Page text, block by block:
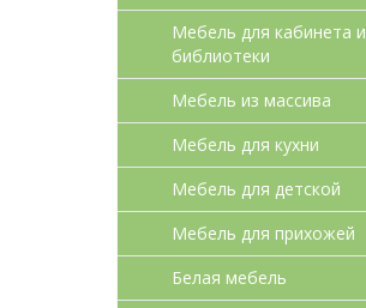
Мебель для кабинета и
библиотеки
Мебель из массива
Мебель для кухни
Мебель для детcкой
Мебель для прихожей
Белая мебель